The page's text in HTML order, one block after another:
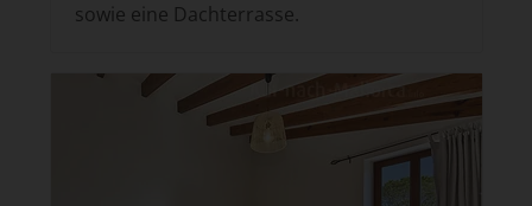
sowie eine Dachterrasse.